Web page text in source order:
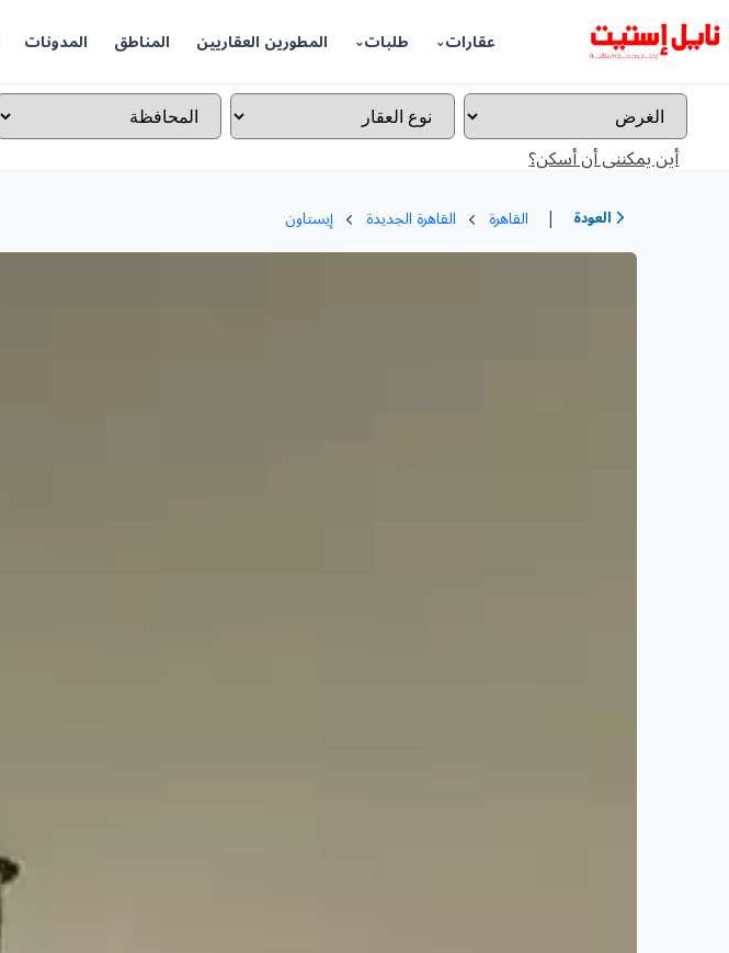
عقارات طلبات المطورين العقاريين المناطق المدونات
أين يمكننى أن أسكن؟
العودة | القاهرة القاهرة الجديدة إيستاون